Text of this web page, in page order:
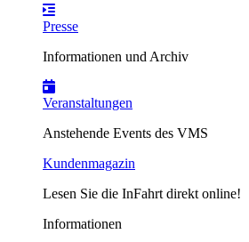
Presse
Informationen und Archiv
Veranstaltungen
Anstehende Events des VMS
Kundenmagazin
Lesen Sie die InFahrt direkt online!
Informationen